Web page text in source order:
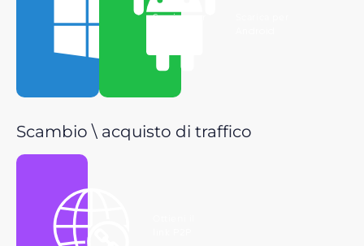
Scarica per
Scambio \ acquisto di traffico